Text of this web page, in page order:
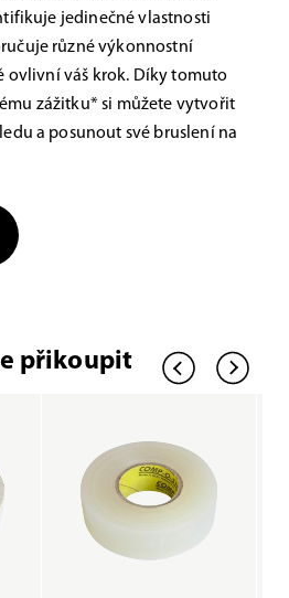
jedinečné vlastnosti
různé výkonnostní
ovlivní váš krok. Díky tomuto
zážitku* si můžete vytvořit
a posunout své bruslení na
přikoupit